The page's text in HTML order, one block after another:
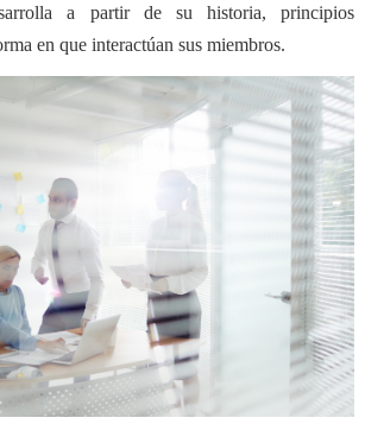
a partir de su historia, principios
en que interactúan sus miembros.